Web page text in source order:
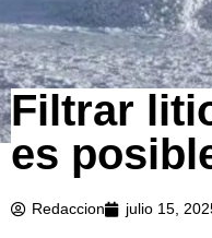
Filtrar
es
Redaccion julio 15,